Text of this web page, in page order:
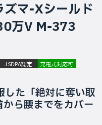
マ-Xシールド
万V M-373
JSDPA認定
充電式対応可
した「絶対に奪い取
ら腰までをカバー